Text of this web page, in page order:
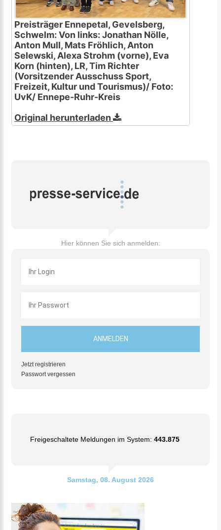
Preisträger Ennepetal, Gevelsberg,
Schwelm: Von links: Jonathan Nölle,
Anton Mull, Mats Fröhlich, Anton
Selewski, Alexa Strohm (vorne), Eva
Korn (hinten), LR, Tim Richter
(Vorsitzender Ausschuss Sport,
Freizeit, Kultur und Tourismus)/ Foto:
UvK/ Ennepe-Ruhr-Kreis
Original herunterladen
Hier können Sie sich anmelden:
Jetzt registrieren
Passwort vergessen
Freigeschaltete Meldungen im System: 443.875
Samstag, 08. August 2026